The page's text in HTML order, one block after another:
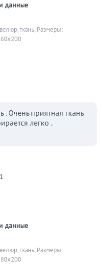
данные
ткань, Размеры:
. Очень приятная ткань
легко .
1
данные
ткань, Размеры: